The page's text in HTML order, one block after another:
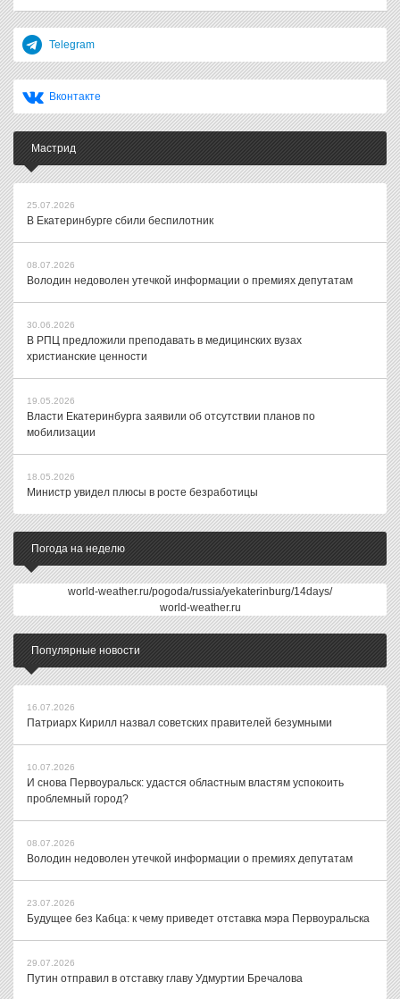
Telegram
Вконтакте
Мастрид
25.07.2026
В Екатеринбурге сбили беспилотник
08.07.2026
Володин недоволен утечкой информации о премиях депутатам
30.06.2026
В РПЦ предложили преподавать в медицинских вузах
христианские ценности
19.05.2026
Власти Екатеринбурга заявили об отсутствии планов по
мобилизации
18.05.2026
Министр увидел плюсы в росте безработицы
Погода на неделю
world-weather.ru/pogoda/russia/yekaterinburg/14days/
world-weather.ru
Популярные новости
16.07.2026
Патриарх Кирилл назвал советских правителей безумными
10.07.2026
И снова Первоуральск: удастся областным властям успокоить
проблемный город?
08.07.2026
Володин недоволен утечкой информации о премиях депутатам
23.07.2026
Будущее без Кабца: к чему приведет отставка мэра Первоуральска
29.07.2026
Путин отправил в отставку главу Удмуртии Бречалова